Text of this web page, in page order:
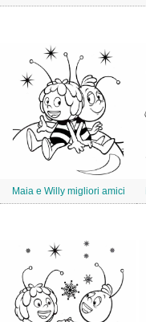
Maia e Willy migliori amici